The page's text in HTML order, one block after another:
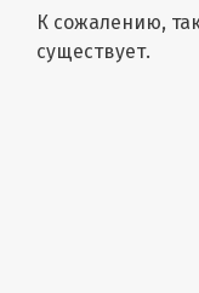
К сожалению,
существует.